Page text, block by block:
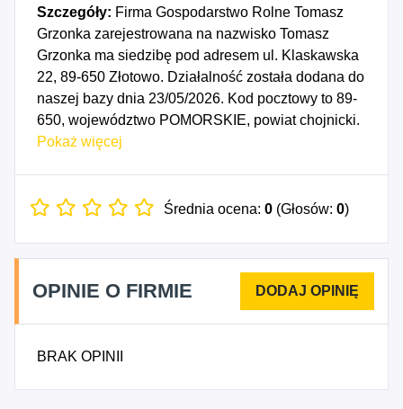
Szczegóły: Firma Gospodarstwo Rolne Tomasz
Grzonka zarejestrowana na nazwisko Tomasz
Grzonka ma siedzibę pod adresem ul. Klaskawska
22, 89-650 Złotowo. Działalność została dodana do
naszej bazy dnia 23/05/2026. Kod pocztowy to 89-
650, województwo POMORSKIE, powiat chojnicki.
Numer Identyfikacji Podatkowej NIP to
369810724. Data rozpoczęcia działalności
usługowa wspomagająca produkcję roślinną,
4621A - Sprzedaż hurtowa zboża i nasion roślin
Pokaż więcej
Średnia ocena: 0 (Głosów: 0)
OPINIE O FIRMIE
BRAK OPINII